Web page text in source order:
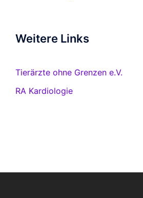
Weitere Links
Tierärzte ohne Grenzen e.V.
RA Kardiologie